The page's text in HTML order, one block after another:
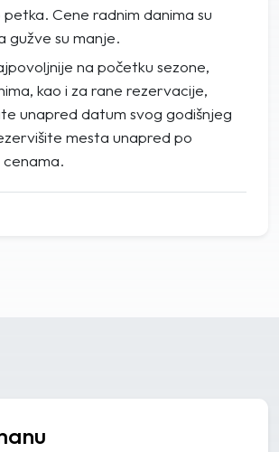
Cene radnim danima su
gužve su manje.
na početku sezone,
kao i za rane rezervacije,
unapred datum svog godišnjeg
mesta unapred po
cenama.